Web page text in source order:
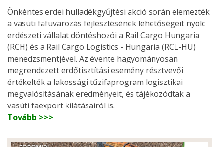
Önkéntes erdei hulladékgyűjtési akció során elemezték
a vasúti fafuvarozás fejlesztésének lehetőségeit nyolc
erdészeti vállalat döntéshozói a Rail Cargo Hungaria
(RCH) és a Rail Cargo Logistics - Hungaria (RCL-HU)
menedzsmentjével. Az évente hagyományosan
megrendezett erdőtisztítási esemény résztvevői
értékelték a lakossági tűzifaprogram logisztikai
megvalósításának eredményeit, és tájékozódtak a
vasúti faexport kilátásairól is.
Tovább >>>